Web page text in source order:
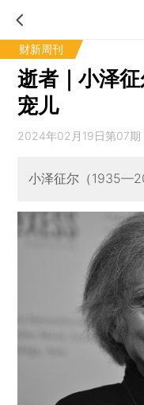
财新周刊
逝者｜小泽
宠儿
2024年02月19日第07期
小泽征尔（